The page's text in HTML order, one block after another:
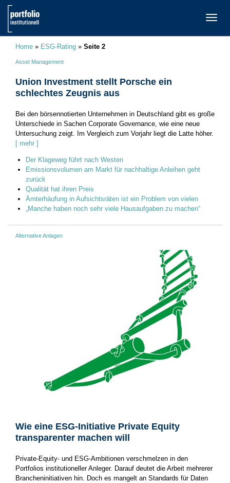
Home » ESG-Rating » Seite 2
Asset Management
Union Investment stellt Porsche ein
schlechtes Zeugnis aus
Bei den börsennotierten Unternehmen in Deutschland gibt es große
Unterschiede in Sachen Corporate Governance, wie eine neue
Untersuchung zeigt. Im Vergleich zum Vorjahr liegt die Latte höher.
[ mehr ]
Der Klageweg führt nach Westen
Emissionsvolumen am Markt für nachhaltige Anleihen geht
zurück
Qualität hat ihren Preis
Ämterhäufung in Aufsichtsräten ist ein Problem von vielen
„Manche haben noch sehr viele Hausaufgaben zu machen“
Alternative Anlagen
Wie eine ESG-Initiative Private Equity
transparenter machen will
Private-Equity- und ESG-Ambitionen verschmelzen in den
Portfolios institutioneller Anleger. Darauf deutet die Arbeit mehrerer
Brancheninitiativen hin. Doch es mangelt an Standards für Daten